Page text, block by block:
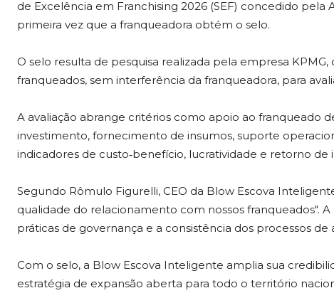
de Excelência em Franchising 2026 (SEF) concedido pela
primeira vez que a franqueadora obtém o selo.
O selo resulta de pesquisa realizada pela empresa
franqueados, sem interferência da franqueadora, para
A avaliação abrange critérios como apoio ao franqueado
investimento, fornecimento de insumos, suporte
indicadores de custo‑benefício, lucratividade e retorno de
Segundo Rômulo Figurelli, CEO da Blow Escova
qualidade do relacionamento com nossos franqueados".
práticas de governança e a consistência dos processos de
Com o selo, a Blow Escova Inteligente amplia sua
estratégia de expansão aberta para todo o território